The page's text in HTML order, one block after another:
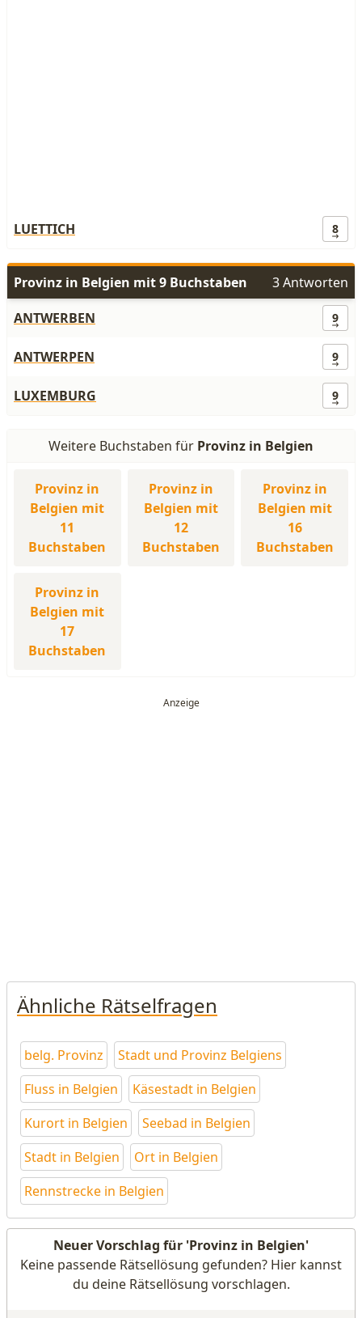
LUETTICH 8
Provinz in Belgien mit 9 Buchstaben
3 Antworten
ANTWERBEN
9
ANTWERPEN 9
LUXEMBURG 9
Weitere Buchstaben für Provinz in Belgien
Provinz in
Belgien mit
11
Buchstaben
Provinz in
Belgien mit
12
Buchstaben
Provinz in
Belgien mit
16
Buchstaben
Provinz in
Belgien mit
17
Buchstaben
Ähnliche Rätselfragen
belg. Provinz
Stadt und Provinz Belgiens
Fluss in Belgien
Käsestadt in Belgien
Kurort in Belgien
Seebad in Belgien
Stadt in Belgien
Ort in Belgien
Rennstrecke in Belgien
Neuer Vorschlag für 'Provinz in Belgien'
Keine passende Rätsellösung gefunden? Hier kannst
du deine Rätsellösung vorschlagen.